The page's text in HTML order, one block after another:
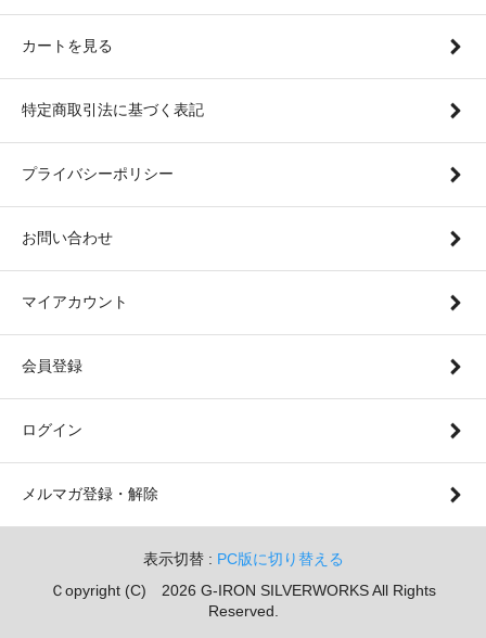
カートを見る
特定商取引法に基づく表記
プライバシーポリシー
お問い合わせ
マイアカウント
会員登録
ログイン
メルマガ登録・解除
表示切替 : PC版に切り替える
Ｃopyright (C) 2026 G-IRON SILVERWORKS All Rights
Reserved.